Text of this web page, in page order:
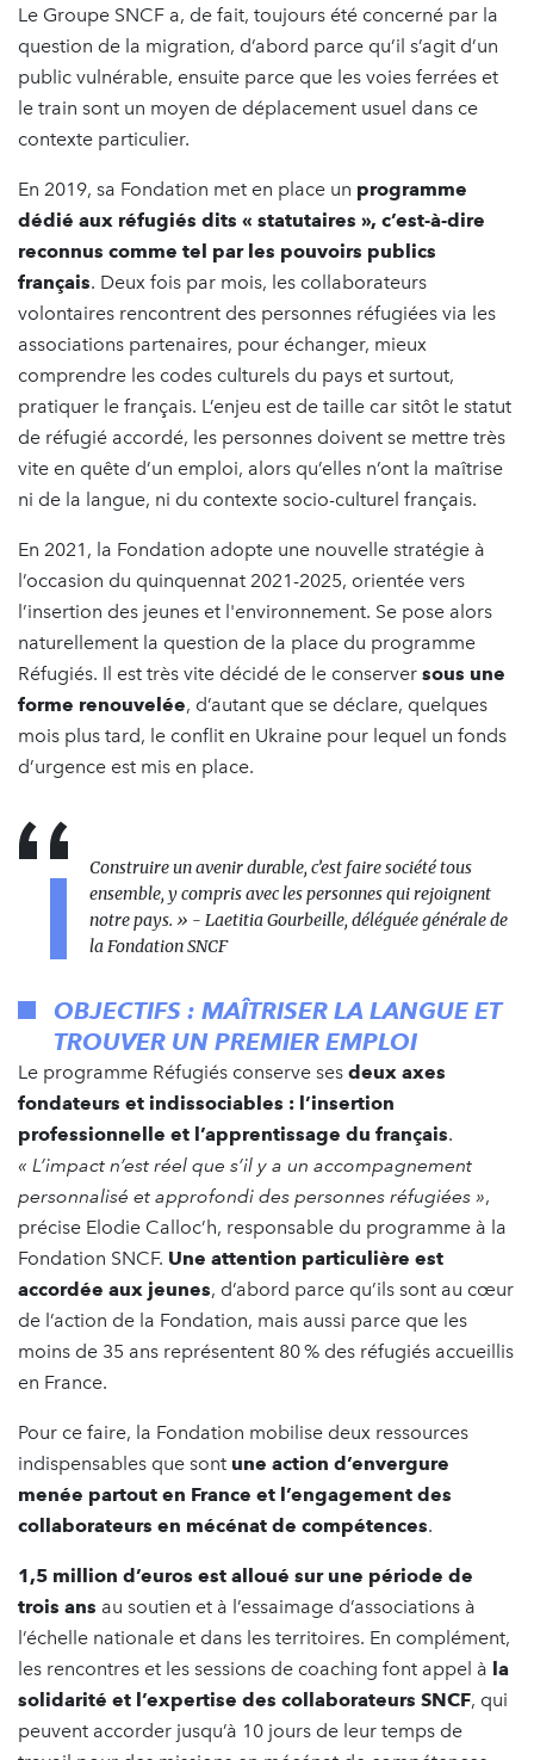
Le Groupe SNCF a, de fait, toujours été concerné par la
question de la migration, d’abord parce qu’il s’agit d’un
public vulnérable, ensuite parce que les voies ferrées et
le train sont un moyen de déplacement usuel dans ce
contexte particulier.
En 2019, sa Fondation met en place un programme
dédié aux réfugiés dits « statutaires », c’est-à-dire
reconnus comme tel par les pouvoirs publics
français. Deux fois par mois, les collaborateurs
volontaires rencontrent des personnes réfugiées via les
associations partenaires, pour échanger, mieux
comprendre les codes culturels du pays et surtout,
pratiquer le français. L’enjeu est de taille car sitôt le statut
de réfugié accordé, les personnes doivent se mettre très
vite en quête d’un emploi, alors qu’elles n’ont la maîtrise
ni de la langue, ni du contexte socio-culturel français.
En 2021, la Fondation adopte une nouvelle stratégie à
l’occasion du quinquennat 2021-2025, orientée vers
l’insertion des jeunes et l'environnement. Se pose alors
naturellement la question de la place du programme
Réfugiés. Il est très vite décidé de le conserver sous une
forme renouvelée, d’autant que se déclare, quelques
mois plus tard, le conflit en Ukraine pour lequel un fonds
d’urgence est mis en place.
Construire un avenir durable, c’est faire société tous
ensemble, y compris avec les personnes qui rejoignent
notre pays. » - Laetitia Gourbeille, déléguée générale de
la Fondation SNCF
OBJECTIFS : MAÎTRISER LA LANGUE ET
TROUVER UN PREMIER EMPLOI
Le programme Réfugiés conserve ses deux axes
fondateurs et indissociables : l’insertion
professionnelle et l’apprentissage du français.
« L’impact n’est réel que s’il y a un accompagnement
personnalisé et approfondi des personnes réfugiées »,
précise Elodie Calloc’h, responsable du programme à la
Fondation SNCF. Une attention particulière est
accordée aux jeunes, d’abord parce qu’ils sont au cœur
de l’action de la Fondation, mais aussi parce que les
moins de 35 ans représentent 80 % des réfugiés accueillis
en France.
Pour ce faire, la Fondation mobilise deux ressources
indispensables que sont une action d’envergure
menée partout en France et l’engagement des
collaborateurs en mécénat de compétences.
1,5 million d’euros est alloué sur une période de
trois ans au soutien et à l’essaimage d’associations à
l’échelle nationale et dans les territoires. En complément,
les rencontres et les sessions de coaching font appel à la
solidarité et l’expertise des collaborateurs SNCF, qui
peuvent accorder jusqu’à 10 jours de leur temps de